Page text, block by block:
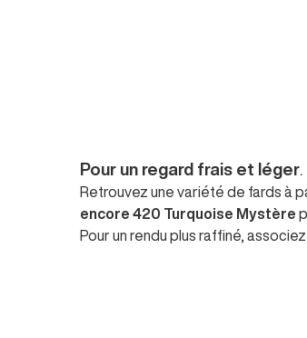
Pour un regard frais et léger
Retrouvez une variété de fards à
encore 420 Turquoise Mystère
Pour un rendu plus